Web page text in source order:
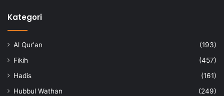
Kategori
Al Qur'an
(193)
Fikih
(457)
Hadis
(161)
Hubbul Wathan
(249)